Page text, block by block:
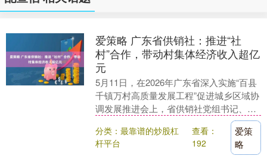
爱策略 广东省供销社：推进“社
村”合作，带动村集体经济收入超亿
元
5月11日，在2026年广东省深入实施“百县
千镇万村高质量发展工程”促进城乡区域协
调发展推进会上，省供销社党组书记、理
事会主任叶梅芬汇报了推进“社村”合作助
力新....
分类：最靠谱的炒股杠
杆平台
查看：
192
爱策
略